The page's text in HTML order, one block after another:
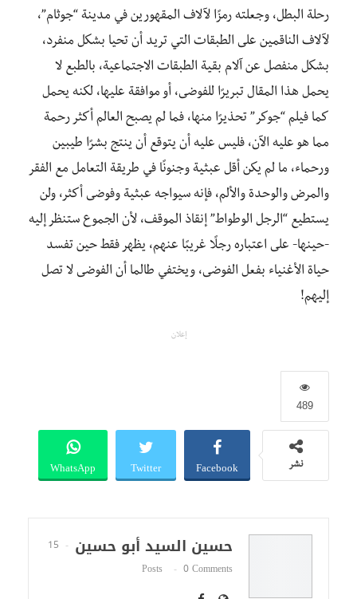
رحلة البطل، وجعلته رمزًا لآلاف المقهورين في مدينة “جوثام”،
لآلاف الناقمين على الطبقات التي تريد أن تحيا بشكل منفرد،
بشكل منفصل عن آلام بقية الطبقات الاجتماعية، بالطبع لا
يحمل هذا المقال تبريرًا للفوضى، أو موافقة عليها، لكنه يحمل
كما فيلم “جوكر” تحذيرًا منها، فما لم يصبح العالم أكثر رحمة
مما هو عليه الآن، فليس عليه أن يتوقع أن ينتج بشرًا طيبين
ورحماء، ما لم يكن أقل عبثية وجنونًا في طريقة التعامل مع الفقر
والمرض والوحدة والألم، فإنه سيواجه عبثية وفوضى أكثر، ولن
يستطيع “الرجل الوطواط” إنقاذ الموقف، لأن الجموع ستنظر إليه
-حينها- على اعتباره رجلًا غريبًا عنهم، يظهر فقط حين تفسد
حياة الأغنياء بفعل الفوضى، ويختفي طالما أن الفوضى لا تصل
إليهم!
إعلان
489
نشر Facebook
Twitter
WhatsApp
حسين السيد أبو حسين
15
Posts
0 Comments